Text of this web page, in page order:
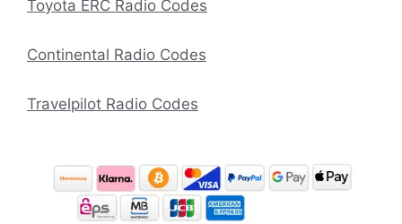
Toyota ERC Radio Codes
Continental Radio Codes
Travelpilot Radio Codes